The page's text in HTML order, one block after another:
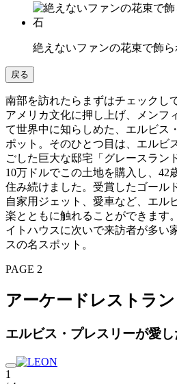
絶えないファンの花束で飾
戻る
南部を訪れたらまずはチェックし
アメリカ文化に押し上げ、メンフ
て世界中に知らしめた、エルビス
ポット。そのひとつ目は、エルビ
ごした巨大な邸宅「グレースラン
10万ドルでこの土地を購入し、42
住み続けました。受賞したゴール
自家用ジェット、愛車など、エル
楽とともに触れることができます
イトハウスに次いで来訪者が多い
スの名スポット。
PAGE 2
アーケードレストラン
エルビス・プレスリーが愛
1